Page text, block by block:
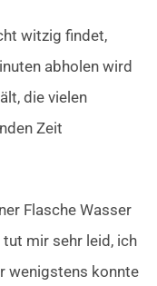
witzig findet,
abholen wird
die vielen
Zeit
Flasche Wasser
tut mir sehr leid, ich
wenigstens konnte